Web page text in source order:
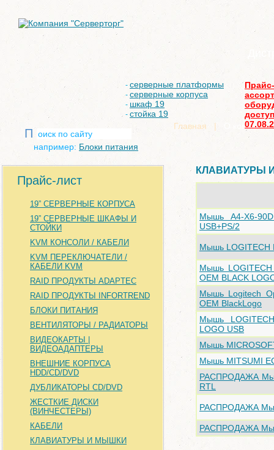
- серверные платформы
- серверные корпуса
- шкаф 19
- стойка 19
П
например: Блоки питания
Главная | О компании
Прайс-лист
19” СЕРВЕРНЫЕ КОРПУСА
19” СЕРВЕРНЫЕ ШКАФЫ И
СТОЙКИ
KVM КОНСОЛИ / КАБЕЛИ
KVM ПЕРЕКЛЮЧАТЕЛИ /
КАБЕЛИ KVM
RAID ПРОДУКТЫ ADAPTEC
RAID ПРОДУКТЫ INFORTREND
БЛОКИ ПИТАНИЯ
ВЕНТИЛЯТОРЫ / РАДИАТОРЫ
ВИДЕОКАРТЫ |
ВИДЕОАДАПТЕРЫ
ВНЕШНИЕ КОРПУСА
HDD/CD/DVD
ДУБЛИКАТОРЫ CD/DVD
ЖЕСТКИЕ ДИСКИ
(ВИНЧЕСТЕРЫ)
КАБЕЛИ
КЛАВИАТУРЫ И МЫШКИ
КЛАВИАТУРЫ
Мышь A4-X6-
USB+PS/2
Мышь LOGITECH
Мышь LOGITECH
OEM BLACK
Мышь Logitech
OEM BlackLogo
Мышь
LOGO USB
Мышь
Мышь MITSUMI
РАСПРОДАЖА
RTL
РАСПРОДАЖА
РАСПРОДАЖА